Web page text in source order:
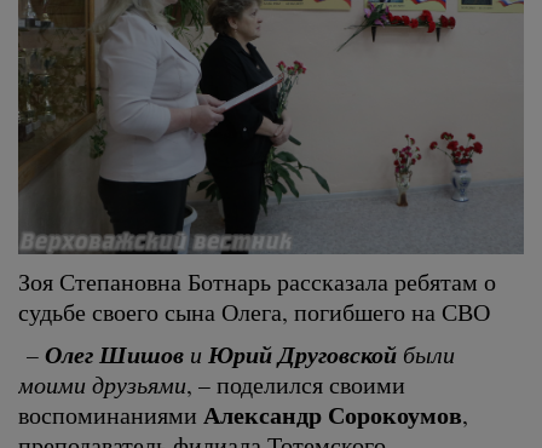
Зоя Степановна Ботнарь рассказала ребятам о
судьбе своего сына Олега, погибшего на СВО
–Олег Шишов иЮрий Друговской были
моими друзьями, – поделился своими
воспоминаниями Александр Сорокоумов,